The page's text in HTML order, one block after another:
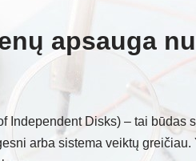
apsauga
Independent Disks) – tai būdas
arba sistema veiktų greičiau.